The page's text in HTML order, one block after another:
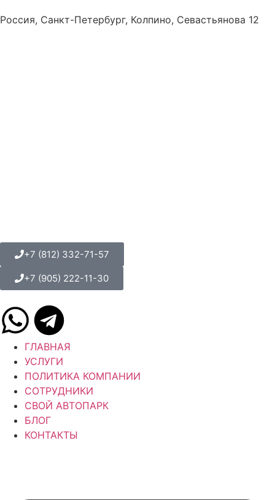
Россия, Санкт-Петербург, Колпино, Севастьянова 12
+7 (812) 332-71-57
+7 (905) 222-11-30
ГЛАВНАЯ
УСЛУГИ
ПОЛИТИКА КОМПАНИИ
СОТРУДНИКИ
СВОЙ АВТОПАРК
БЛОГ
КОНТАКТЫ